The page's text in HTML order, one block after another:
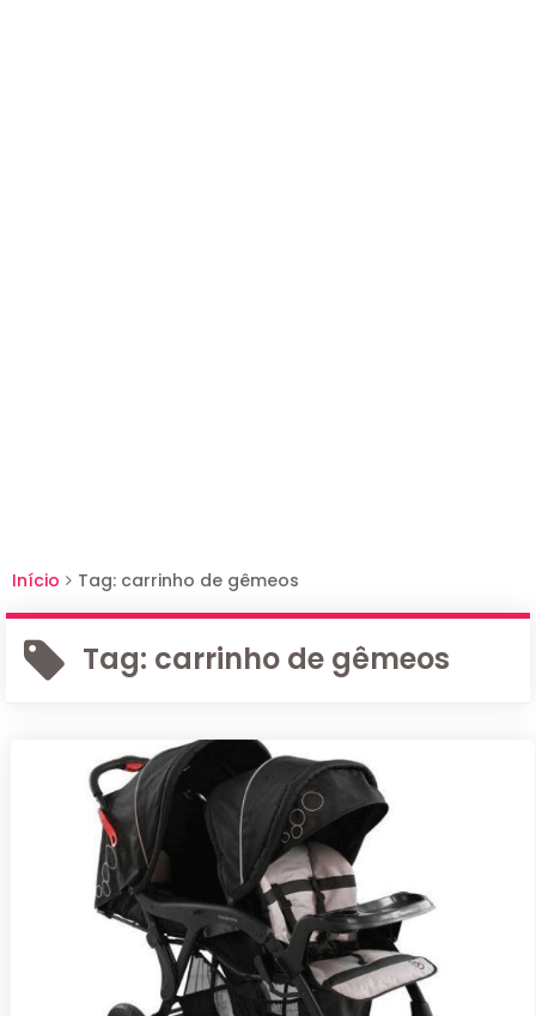
Início Tag: carrinho de gêmeos
Tag: carrinho de gêmeos